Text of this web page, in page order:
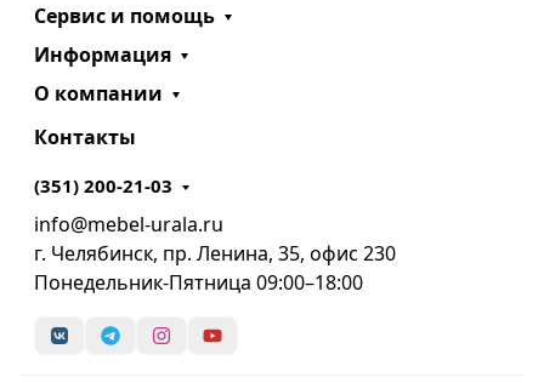
Сервис и помощь
Информация
О компании
Контакты
(351) 200-21-03
info@mebel-urala.ru
г. Челябинск, пр. Ленина, 35, офис 230
Понедельник-Пятница 09:00–18:00